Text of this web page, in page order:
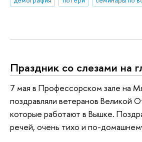
Праздник со слезами на
7 мая в Профессорском зале на
поздравляли ветеранов Великой
которые работают в Вышке.
речей, очень тихо и по-